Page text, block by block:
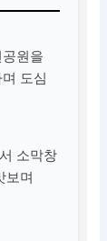
원을
도심
소막창
보며